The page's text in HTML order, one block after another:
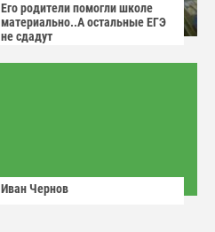
Его родители помогли школе
материально..А остальные ЕГЭ
не сдадут
Иван Чернов